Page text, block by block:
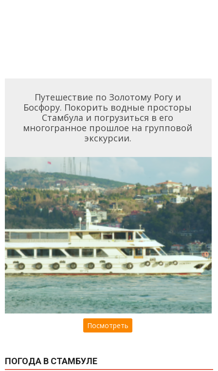
Путешествие по Золотому Рогу и
Босфору. Покорить водные просторы
Стамбула и погрузиться в его
многогранное прошлое на групповой
экскурсии.
Посмотреть
ПОГОДА В СТАМБУЛЕ